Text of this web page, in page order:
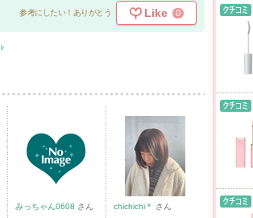
参考にしたい！ありがとう Like 0
みっちゃん0608 さん chichichi＊ さん